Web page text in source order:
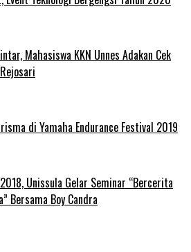
Mahasiswa KKN Unnes Adakan Cek
di Yamaha Endurance Festival 2019
Unissula Gelar Seminar “Bercerita
Bersama Boy Candra